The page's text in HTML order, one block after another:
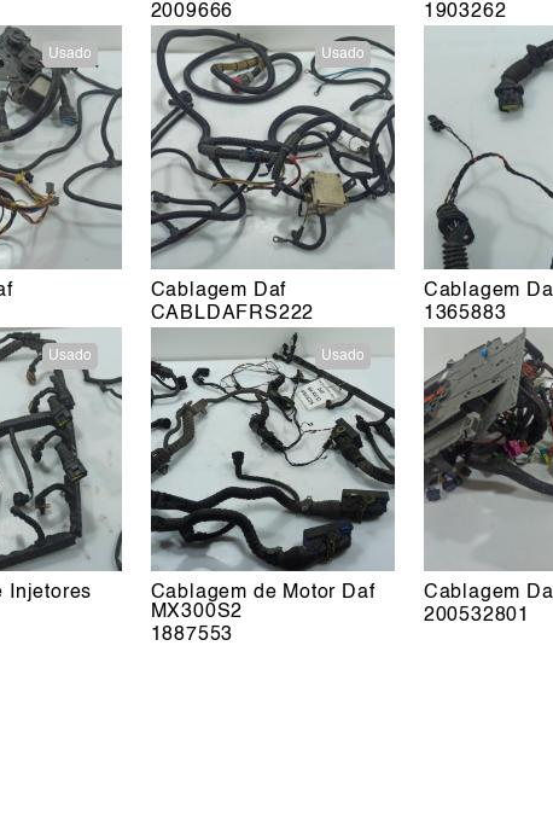
2009666
1903262
Usado Usado
Cablagem Daf
CABLDAFRS222
Cablagem
1365883
Usado
Injetores
Usado
Cablagem de Motor Daf
MX300S2
1887553
Cablagem
200532801